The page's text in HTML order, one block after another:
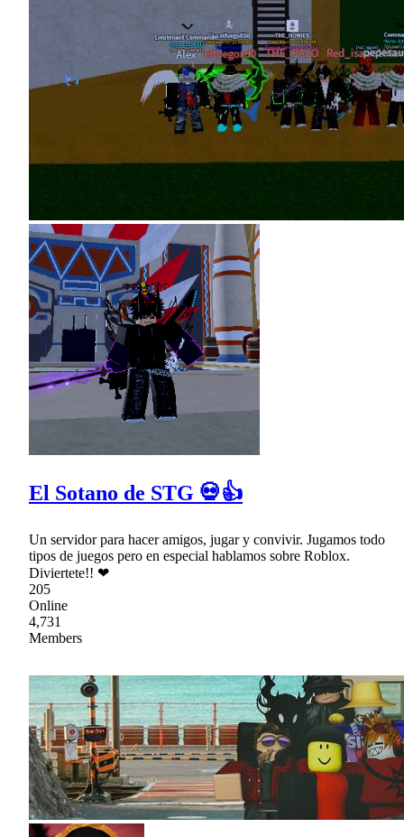
El Sotano de STG 💀👍
Un servidor para hacer amigos, jugar y convivir. Jugamos todo
tipos de juegos pero en especial hablamos sobre Roblox.
Diviertete!! ❤
205
Online
4,731
Members